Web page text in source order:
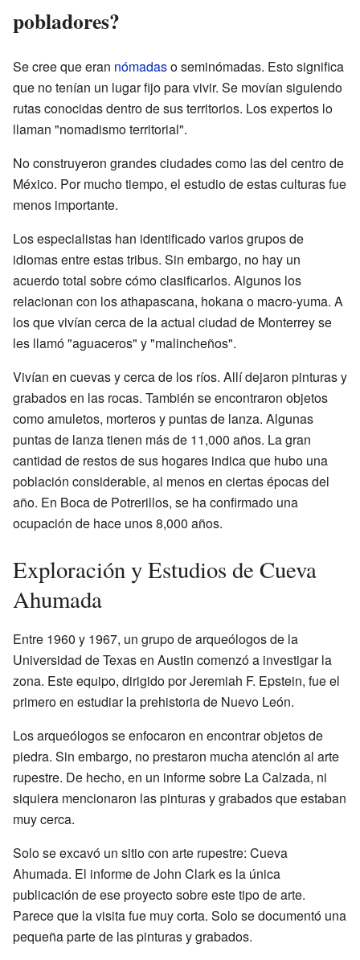
pobladores?
Se cree que eran nómadaso seminómadas. Esto significa
que no tenían un lugar fijo para vivir. Se movían siguiendo
rutas conocidas dentro de sus territorios. Los expertos lo
llaman "nomadismo territorial".
No construyeron grandes ciudades como las del centro de
México. Por mucho tiempo, el estudio de estas culturas fue
menos importante.
Los especialistas han identificado varios grupos de
idiomas entre estas tribus. Sin embargo, no hay un
acuerdo total sobre cómo clasificarlos. Algunos los
relacionan con los athapascana, hokana o macro-yuma. A
los que vivían cerca de la actual ciudad de Monterrey se
les llamó "aguaceros" y "malincheños".
Vivían en cuevas y cerca de los ríos. Allí dejaron pinturas y
grabados en las rocas. También se encontraron objetos
como amuletos, morteros y puntas de lanza. Algunas
puntas de lanza tienen más de 11,000 años. La gran
cantidad de restos de sus hogares indica que hubo una
población considerable, al menos en ciertas épocas del
año. En Boca de Potrerillos, se ha confirmado una
ocupación de hace unos 8,000 años.
Exploración y Estudios de Cueva
Ahumada
Entre 1960 y 1967, un grupo de arqueólogos de la
Universidad de Texas en Austin comenzó a investigar la
zona. Este equipo, dirigido por Jeremiah F. Epstein, fue el
primero en estudiar la prehistoria de Nuevo León.
Los arqueólogos se enfocaron en encontrar objetos de
piedra. Sin embargo, no prestaron mucha atención al arte
rupestre. De hecho, en un informe sobre La Calzada, ni
siquiera mencionaron las pinturas y grabados que estaban
muy cerca.
Solo se excavó un sitio con arte rupestre: Cueva
Ahumada. El informe de John Clark es la única
publicación de ese proyecto sobre este tipo de arte.
Parece que la visita fue muy corta. Solo se documentó una
pequeña parte de las pinturas y grabados.